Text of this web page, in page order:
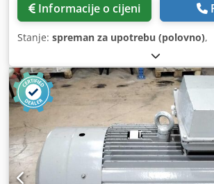
Informacije o cijeni
Stanje: spreman za upotrebu (polovno),